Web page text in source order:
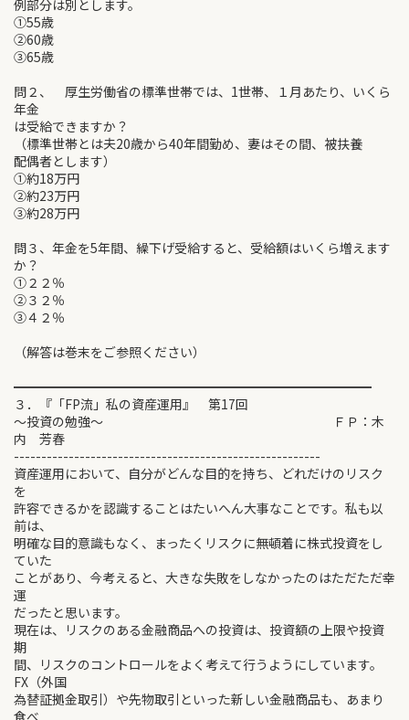
例部分は別とします。
①55歳
②60歳
③65歳
問２、 厚生労働省の標準世帯では、1世帯、１月あたり、いくら
年金
は受給できますか？
（標準世帯とは夫20歳から40年間勤め、妻はその間、被扶養
配偶者とします）
①約18万円
②約23万円
③約28万円
問３、年金を5年間、繰下げ受給すると、受給額はいくら増えます
か？
①２２％
②３２％
③４２％
（解答は巻末をご参照ください）
━━━━━━━━━━━━━━━━━━━━━━━━━━━━
３．『「FP流」私の資産運用』 第17回
～投資の勉強～ ＦＰ：木
内 芳春
--------------------------------------------------------
資産運用において、自分がどんな目的を持ち、どれだけのリスク
を
許容できるかを認識することはたいへん大事なことです。私も以
前は、
明確な目的意識もなく、まったくリスクに無頓着に株式投資をし
ていた
ことがあり、今考えると、大きな失敗をしなかったのはただただ幸
運
だったと思います。
現在は、リスクのある金融商品への投資は、投資額の上限や投資
期
間、リスクのコントロールをよく考えて行うようにしています。
FX（外国
為替証拠金取引）や先物取引といった新しい金融商品も、あまり
食べ